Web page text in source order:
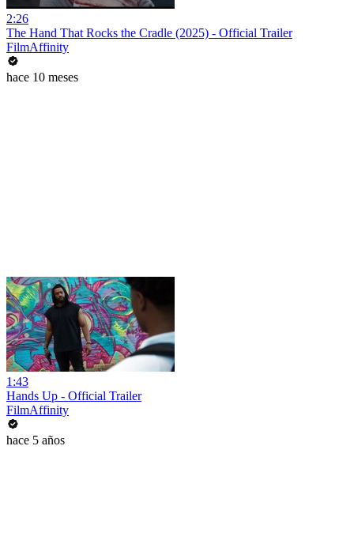
2:26
The Hand That Rocks the Cradle (2025) - Official Trailer
FilmAffinity
hace 10 meses
1:43
Hands Up - Official Trailer
FilmAffinity
hace 5 años